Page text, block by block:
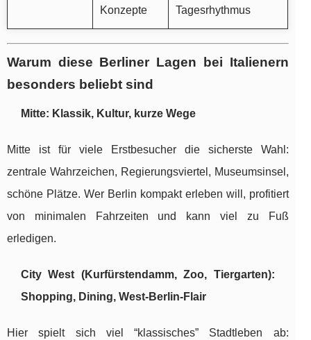
Konzepte
Tagesrhythmus
Warum diese Berliner Lagen bei Italienern
besonders beliebt sind
Mitte: Klassik, Kultur, kurze Wege
Mitte ist für viele Erstbesucher die sicherste Wahl:
zentrale Wahrzeichen, Regierungsviertel, Museumsinsel,
schöne Plätze. Wer Berlin kompakt erleben will, profitiert
von minimalen Fahrzeiten und kann viel zu Fuß
erledigen.
City West (Kurfürstendamm, Zoo, Tiergarten):
Shopping, Dining, West-Berlin-Flair
Hier spielt sich viel “klassisches” Stadtleben ab: